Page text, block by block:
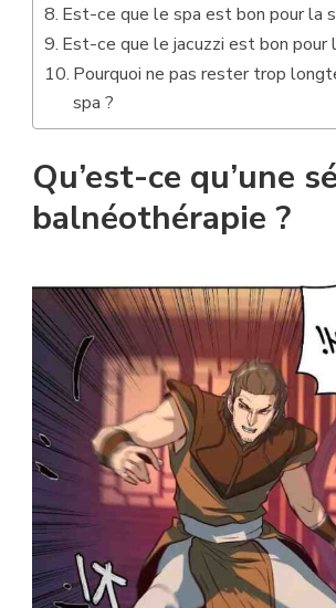
Est-ce que le spa est bon pour la
Est-ce que le jacuzzi est bon pour
Pourquoi ne pas rester trop
spa ?
Qu’est-ce qu’une
balnéothérapie ?